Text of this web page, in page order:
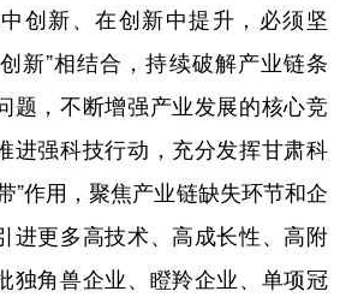
创新、在创新中提升，必须坚
新”相结合，持续破解产业链条
题，不断增强产业发展的核心竞
进强科技行动，充分发挥甘肃科
”作用，聚焦产业链缺失环节和企
进更多高技术、高成长性、高附
独角兽企业、瞪羚企业、单项冠